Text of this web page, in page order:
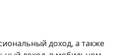
доход, а также